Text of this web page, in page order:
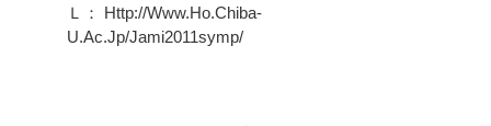
Ｌ： Http://www.ho.chiba-
U.ac.jp/jami2011symp/